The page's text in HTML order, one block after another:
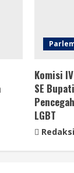
Komisi
SE
LGBT